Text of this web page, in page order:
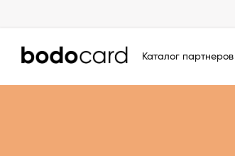
Каталог партнеров